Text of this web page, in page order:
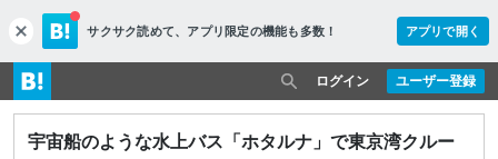
c
l
o
s
e
サクサク読めて、 アプリ限定の機能も多数！ アプリで開く
ユーザー登録
ログイン
宇宙船のような水上バス「ホタルナ」で東京湾クルー